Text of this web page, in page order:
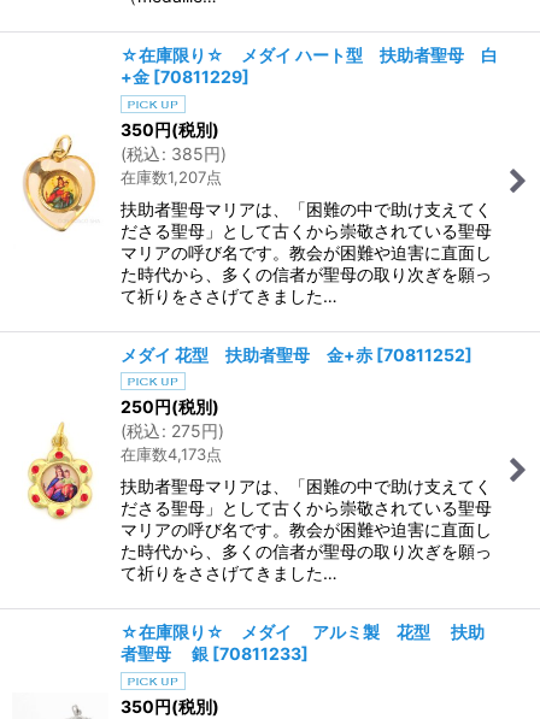
☆在庫限り☆ メダイ ハート型 扶助者聖母 白
+金 [70811229]
350円(税別)
(税込: 385円)
在庫数1,207点
扶助者聖母マリアは、「困難の中で助け支えてく
ださる聖母」として古くから崇敬されている聖母
マリアの呼び名です。教会が困難や迫害に直面し
た時代から、多くの信者が聖母の取り次ぎを願っ
て祈りをささげてきました…
メダイ 花型 扶助者聖母 金+赤 [70811252]
250円(税別)
(税込: 275円)
在庫数4,173点
扶助者聖母マリアは、「困難の中で助け支えてく
ださる聖母」として古くから崇敬されている聖母
マリアの呼び名です。教会が困難や迫害に直面し
た時代から、多くの信者が聖母の取り次ぎを願っ
て祈りをささげてきました…
☆在庫限り☆ メダイ アルミ製 花型 扶助
者聖母 銀 [70811233]
350円(税別)